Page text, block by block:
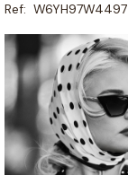
Ref: W6YH97W4497